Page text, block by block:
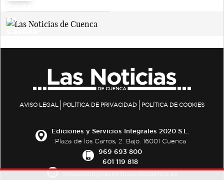
AVISO LEGAL POLÍTICA DE PRIVACIDAD POLÍTICA DE COOKIES
Ediciones y Servicios Integrales 2020 S.L.
Plaza de los Carros, 2. Bajo. 16001 Cuenca
969 693 800
601 119 818